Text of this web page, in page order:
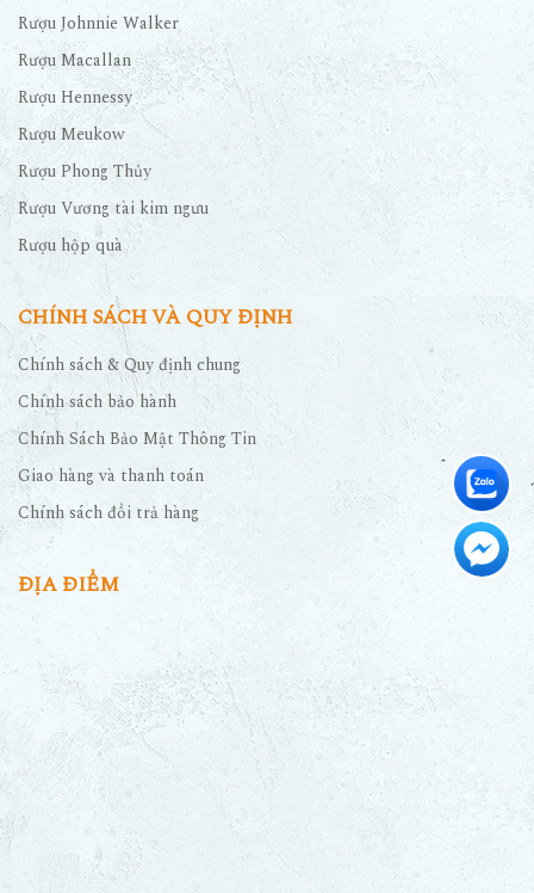
Rượu Johnnie Walker
Rượu Macallan
Rượu Hennessy
Rượu Meukow
Rượu Phong Thủy
Rượu Vương tài kim ngưu
Rượu hộp quà
CHÍNH SÁCH VÀ QUY ĐỊNH
Chính sách & Quy định chung
Chính sách bảo hành
Chính Sách Bảo Mật Thông Tin
Giao hàng và thanh toán
Chính sách đổi trả hàng
ĐỊA ĐIỂM